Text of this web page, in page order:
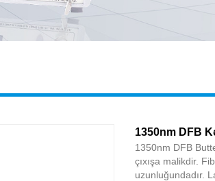
1350nm DFB
1350nm DFB
çıxışa malikdir.
uzunluğundadır.